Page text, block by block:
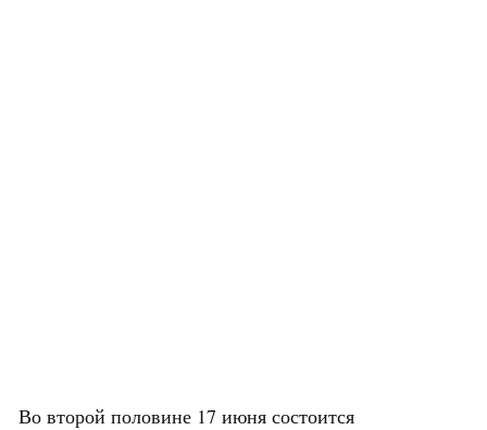
Во второй половине 17 июня состоится